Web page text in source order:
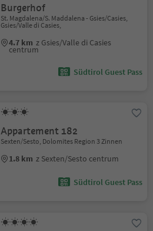
Burgerhof
St. Magdalena/S. Maddalena - Gsies/Casies,
Gsies/Valle di Casies,
4.7 km z Gsies/Valle di Casies
centrum
Südtirol Guest Pass
Appartement 182
Sexten/Sesto, Dolomites Region 3 Zinnen
1.8 km z Sexten/Sesto centrum
Südtirol Guest Pass